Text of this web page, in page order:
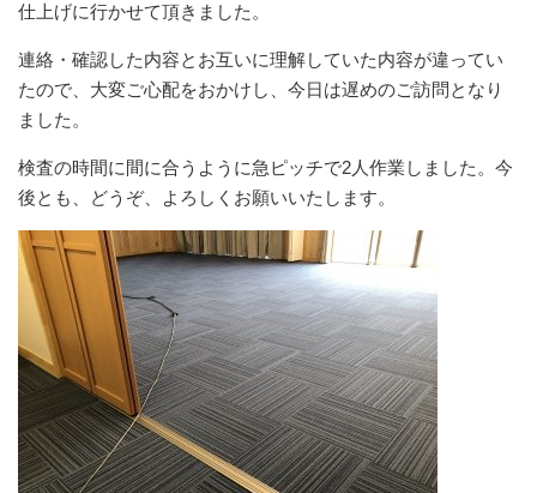
仕上げに行かせて頂きました。
連絡・確認した内容とお互いに理解していた内容が違ってい
たので、大変ご心配をおかけし、今日は遅めのご訪問となり
ました。
検査の時間に間に合うように急ピッチで2人作業しました。今
後とも、どうぞ、よろしくお願いいたします。